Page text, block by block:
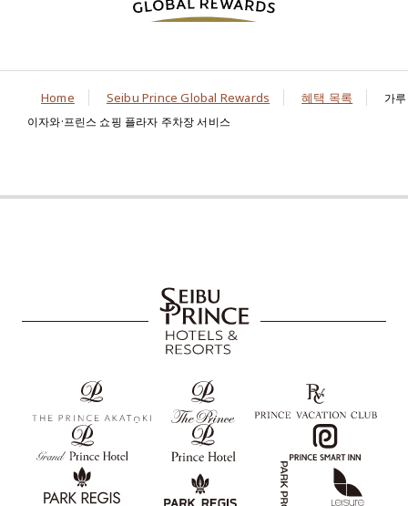
Home Seibu Prince Global Rewards 혜택 목록
가루
이자와·프린스 쇼핑 플라자 주차장 서비스